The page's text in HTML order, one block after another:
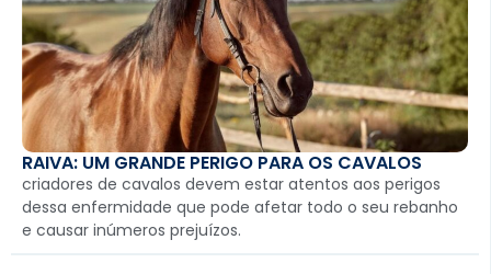
RAIVA: UM GRANDE PERIGO PARA OS CAVALOS
criadores de cavalos devem estar atentos aos perigos
dessa enfermidade que pode afetar todo o seu rebanho
e causar inúmeros prejuízos.